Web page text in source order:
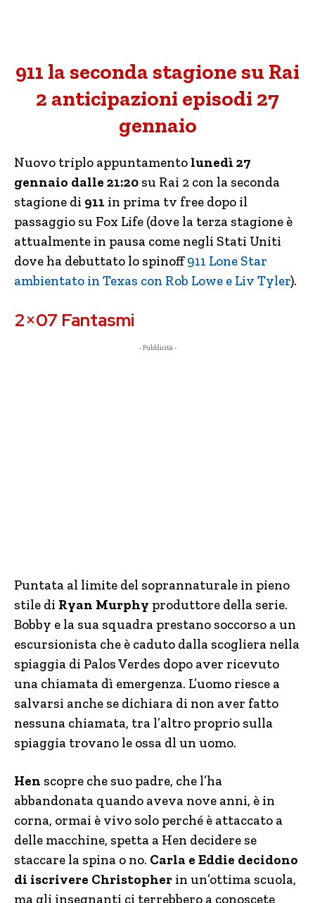
911 la seconda stagione su Rai
2 anticipazioni episodi 27
gennaio
Nuovo triplo appuntamento lunedì 27
gennaio dalle 21:20 su Rai 2 con la seconda
stagione di 911 in prima tv free dopo il
passaggio su Fox Life (dove la terza stagione è
attualmente in pausa come negli Stati Uniti
dove ha debuttato lo spinoff911 Lone Star
ambientato in Texas con Rob Lowe e Liv Tyler).
2×07 Fantasmi
- Pubblicità -
Puntata al limite del soprannaturale in pieno
stile di Ryan Murphy produttore della serie.
Bobby e la sua squadra prestano soccorso a un
escursionista che è caduto dalla scogliera nella
spiaggia di Palos Verdes dopo aver ricevuto
una chiamata dì emergenza. L’uomo riesce a
salvarsi anche se dichiara di non aver fatto
nessuna chiamata, tra l’altro proprio sulla
spiaggia trovano le ossa dl un uomo.
Hen scopre che suo padre, che l’ha
abbandonata quando aveva nove anni, è in
corna, ormai è vivo solo perché è attaccato a
delle macchine, spetta a Hen decidere se
staccare la spina o no. Carla e Eddie decidono
di iscrivere Christopher in un’ottima scuola,
ma gli insegnanti ci terrebbero a conoscete